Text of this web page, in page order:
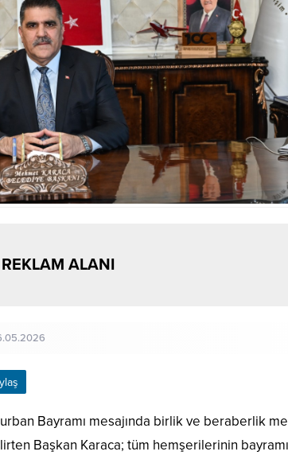
REKLAM ALANI
Bayramı mesajında birlik ve beraberlik
Başkan Karaca; tüm hemşerilerinin